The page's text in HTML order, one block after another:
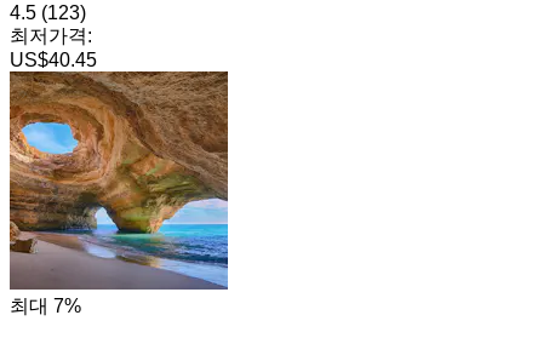
4.5 (123)
최저가격:
US$40.45
최대 7%